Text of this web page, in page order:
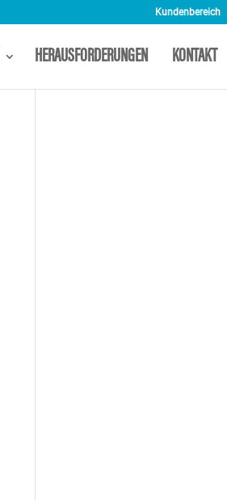
Kundenbereich
HERAUSFORDERUNGEN KONTAKT